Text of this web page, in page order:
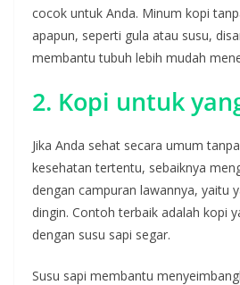
cocok untuk Anda. Minum kopi
apapun, seperti gula atau susu,
membantu tubuh lebih mudah
2. Kopi untuk
Jika Anda sehat secara umum
kesehatan tertentu, sebaiknya
dengan campuran lawannya, yaitu
dingin. Contoh terbaik adalah kopi
dengan susu sapi segar.
Susu sapi membantu